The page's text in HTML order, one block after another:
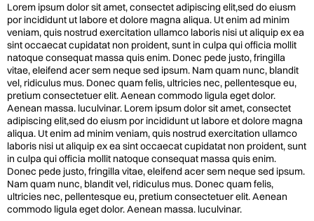
Lorem ipsum dolor sit amet, consectet adipiscing elit,sed do eiusm
por incididunt ut labore et dolore magna aliqua. Ut enim ad minim
veniam, quis nostrud exercitation ullamco laboris nisi ut aliquip ex ea
sint occaecat cupidatat non proident, sunt in culpa qui officia mollit
natoque consequat massa quis enim. Donec pede justo, fringilla
vitae, eleifend acer sem neque sed ipsum. Nam quam nunc, blandit
vel, ridiculus mus. Donec quam felis, ultricies nec, pellentesque eu,
pretium consectetuer elit. Aenean commodo ligula eget dolor.
Aenean massa. luculvinar. Lorem ipsum dolor sit amet, consectet
adipiscing elit,sed do eiusm por incididunt ut labore et dolore magna
aliqua. Ut enim ad minim veniam, quis nostrud exercitation ullamco
laboris nisi ut aliquip ex ea sint occaecat cupidatat non proident, sunt
in culpa qui officia mollit natoque consequat massa quis enim.
Donec pede justo, fringilla vitae, eleifend acer sem neque sed ipsum.
Nam quam nunc, blandit vel, ridiculus mus. Donec quam felis,
ultricies nec, pellentesque eu, pretium consectetuer elit. Aenean
commodo ligula eget dolor. Aenean massa. luculvinar.